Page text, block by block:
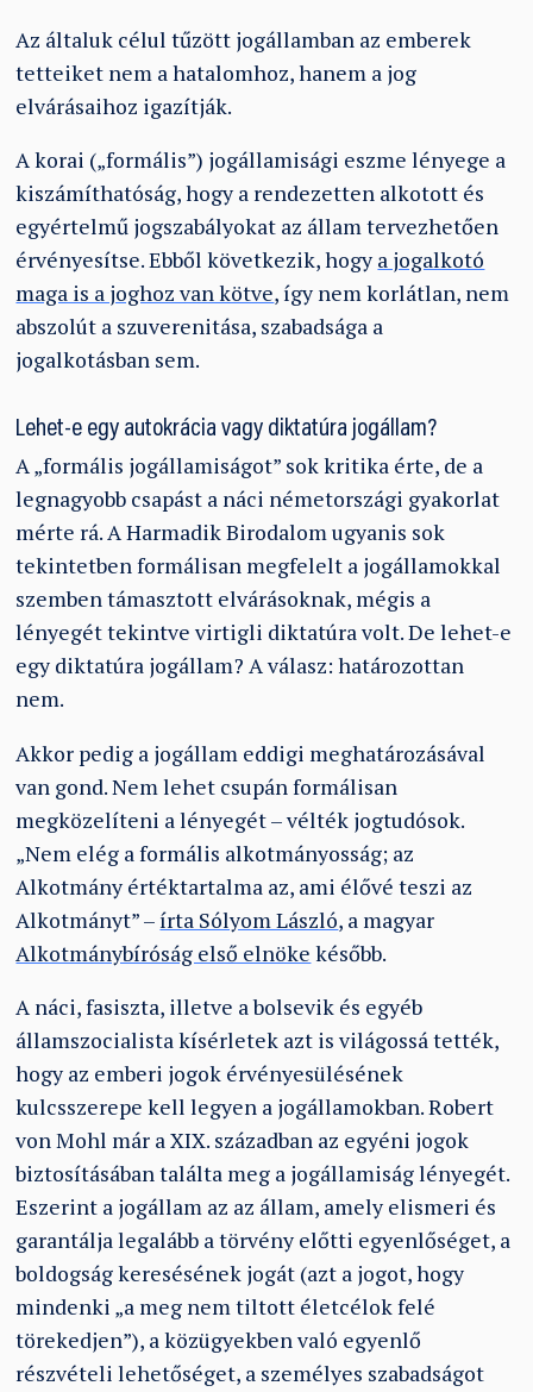
Az általuk célul tűzött jogállamban az emberek
tetteiket nem a hatalomhoz, hanem a jog
elvárásaihoz igazítják.
A korai („formális”) jogállamisági eszme lényege a
kiszámíthatóság, hogy a rendezetten alkotott és
egyértelmű jogszabályokat az állam tervezhetően
érvényesítse. Ebből következik, hogy a jogalkotó
maga is a joghoz van kötve, így nem korlátlan, nem
abszolút a szuverenitása, szabadsága a
jogalkotásban sem.
Lehet-e egy autokrácia vagy diktatúra jogállam?
A „formális jogállamiságot” sok kritika érte, de a
legnagyobb csapást a náci németországi gyakorlat
mérte rá. A Harmadik Birodalom ugyanis sok
tekintetben formálisan megfelelt a jogállamokkal
szemben támasztott elvárásoknak, mégis a
lényegét tekintve virtigli diktatúra volt. De lehet-e
egy diktatúra jogállam? A válasz: határozottan
nem.
Akkor pedig a jogállam eddigi meghatározásával
van gond. Nem lehet csupán formálisan
megközelíteni a lényegét – vélték jogtudósok.
„Nem elég a formális alkotmányosság; az
Alkotmány értéktartalma az, ami élővé teszi az
Alkotmányt” – írta Sólyom László, a magyar
Alkotmánybíróság első elnöke később.
A náci, fasiszta, illetve a bolsevik és egyéb
államszocialista kísérletek azt is világossá tették,
hogy az emberi jogok érvényesülésének
kulcsszerepe kell legyen a jogállamokban. Robert
von Mohl már a XIX. században az egyéni jogok
biztosításában találta meg a jogállamiság lényegét.
Eszerint a jogállam az az állam, amely elismeri és
garantálja legalább a törvény előtti egyenlőséget, a
boldogság keresésének jogát (azt a jogot, hogy
mindenki „a meg nem tiltott életcélok felé
törekedjen”), a közügyekben való egyenlő
részvételi lehetőséget, a személyes szabadságot